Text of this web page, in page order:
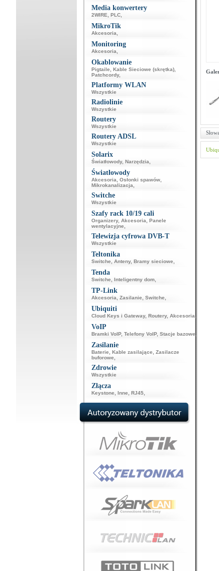
Media konwertery
2WIRE PLC,
MikroTik
Akcesoria
Monitoring
Akcesoria
Okablowanie
Pigtaile Kable Sieciowe (skrętka),
Patchcordy,
Platformy WLAN
Wszystkie
Radiolinie
Wszystkie
Routery
Wszystkie
Routery ADSL
Wszystkie
Solarix
Światłowody, Narzędzia
Światłowody
Akcesoria Osłonki spawów,
Mikrokanalizacja
Switche
Wszystkie
Szafy rack 10/19 cali
Organizery, Akcesoria
Panele
wentylacyjne
Telewizja cyfrowa DVB-T
Wszystkie
Teltonika
Switche Anteny, Bramy sieciowe
Tenda
Switche Inteligentny dom,
TP-Link
Akcesoria Zasilanie Switche
Ubiquiti
Cloud Keys i Gateway, Routery, Akcesoria
VoIP
Bramki VoIP, Telefony VoIP, Stacje bazowe
Zasilanie
Baterie Kable zasilające
Zasilacze
buforowe
Zdrowie
Wszystkie
Złącza
Keystone Inne RJ45,